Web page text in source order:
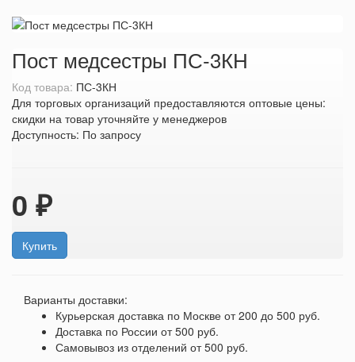
Пост медсестры ПС-3КН
Код товара: ПС-3КН
Для торговых организаций предоставляются оптовые цены:
скидки на товар уточняйте у менеджеров
Доступность: По запросу
0 ₽
Купить
Варианты доставки:
Курьерская доставка по Москве от 200 до 500 руб.
Доставка по России от 500 руб.
Самовывоз из отделений от 500 руб.